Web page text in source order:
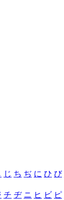
じ ち ぢ に ひ び
チ ヂ ニ ヒ ビ ピ